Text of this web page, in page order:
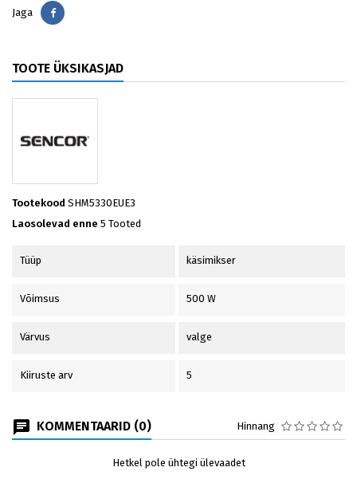
Jaga Jaga
TOOTE ÜKSIKASJAD
Tootekood SHM5330EUE3
Laosolevad enne 5 Tooted
Tüüp käsimikser
Võimsus 500 W
Värvus valge
Kiiruste arv 5
KOMMENTAARID (0) Hinnang
Hetkel pole ühtegi ülevaadet